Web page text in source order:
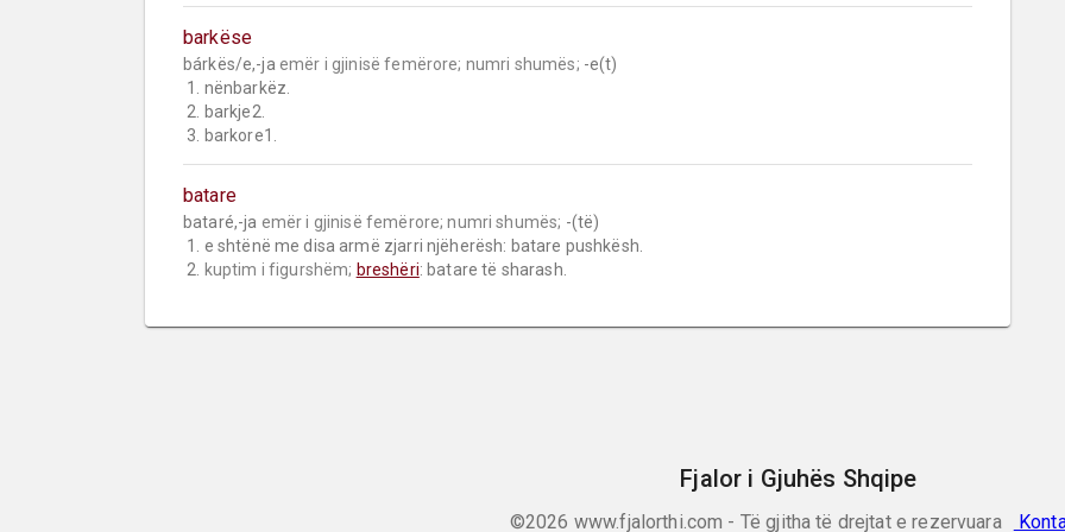
barkëse
bárkës/e,-ja emër i gjinisë femërore; numri shumës; -e(t)
3. barkore1.
batare
bataré,-ja emër i gjinisë femërore; numri shumës; -(të)
2.
kuptim i figurshëm; breshëri: batare të sharash.
Fjalor i Gjuhës Shqipe
©2026 www.fjalorthi.com - Të gjitha të drejtat e rezervuara